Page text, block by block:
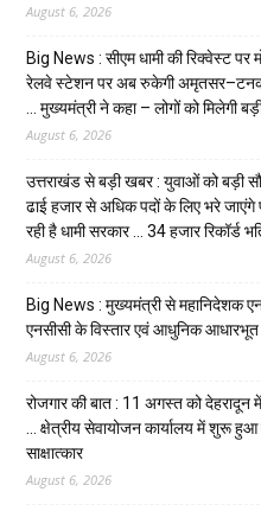
August 6, 2026
Big News : सीएम धामी की रिक्वेस्ट पर
रेलवे स्टेशन पर अब रुकेगी
… मुख्यमंत्री ने कहा – लोगों को मिलेगी
August 6, 2026
उत्तराखंड से बड़ी खबर : युवाओं को बड़ी
ढाई हजार से अधिक पदों के लिए भरे जाएंगे
रही है धामी सरकार … 34 हजार रिकॉर्ड
August 6, 2026
Big News : मुख्यमंत्री से महानिदेशक
एनसीसी के विस्तार एवं आधुनिक आधारभूत
August 6, 2026
रोजगार की बात : 11 अगस्त को देहरादून
… क्षेत्रीय सेवायोजन कार्यालय में शुरू हुआ
साक्षात्कार
August 6, 2026